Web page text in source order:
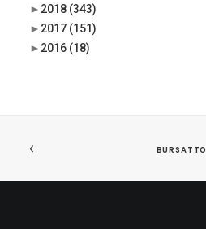
► 2018 (343)
► 2017 (151)
► 2016 (18)
BURSATTO